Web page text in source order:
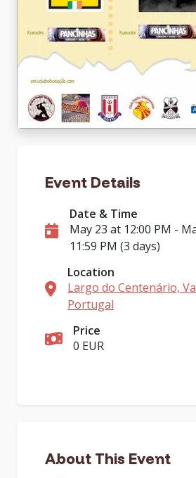
Event Details
Date & Time
May 23 at 12:00 PM -
11:59 PM (3 days)
Location
Largo do Centenário,
Portugal
Price
0 EUR
About This Event